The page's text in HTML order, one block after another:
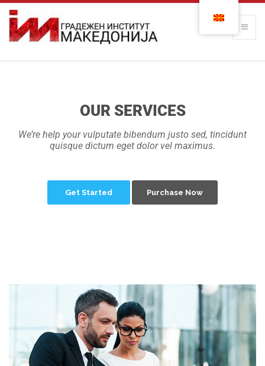
OUR SERVICES
We’re help your vulputate bibendum justo sed, tincidunt
quisque dictum eget dolor vel maximus.
Get Started Purchase Now